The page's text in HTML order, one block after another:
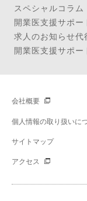
スペシャルコラム
開業医支援サポー
求人のお知らせ代
開業医支援サポ
会社概要
個人情報の取り扱いに
サイトマップ
アクセス